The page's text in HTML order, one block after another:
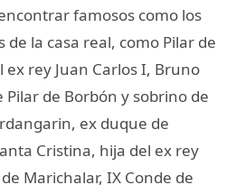
famosos como los
la casa real, como Pilar de
rey Juan Carlos I, Bruno
Pilar de Borbón y sobrino de
ex duque de
Cristina, hija del ex rey
Marichalar, IX Conde de